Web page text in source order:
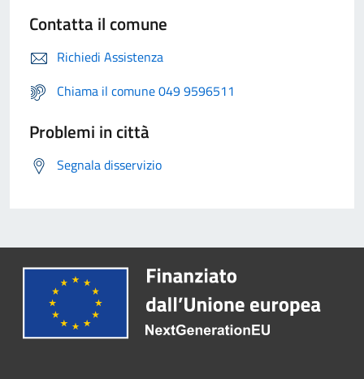
Contatta il comune
Richiedi Assistenza
Chiama il comune 049 9596511
Problemi in città
Segnala disservizio